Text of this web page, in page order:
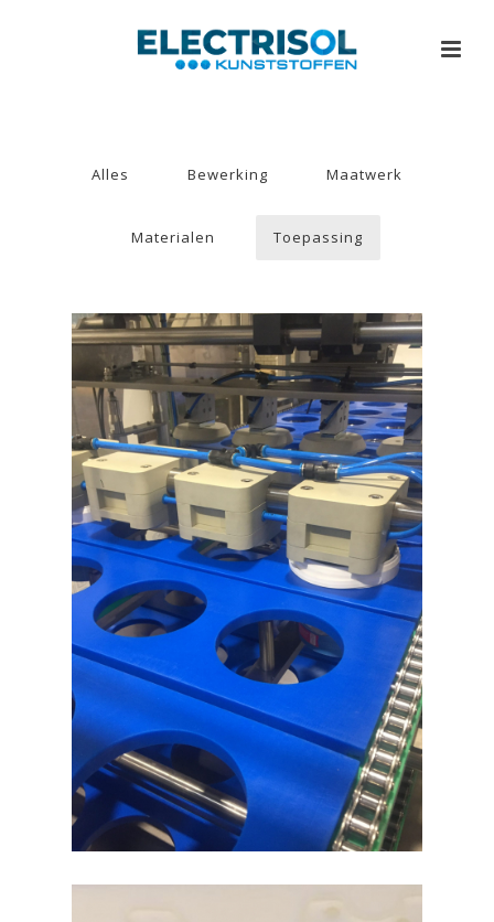
Alles Bewerking Maatwerk
Materialen Toepassing